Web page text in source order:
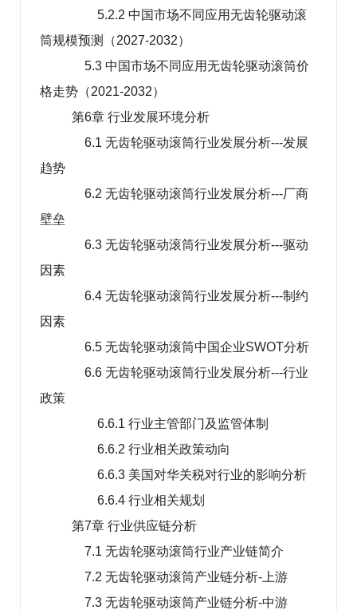
5.2.2 中国市场不同应用无齿轮驱动滚
筒规模预测（2027-2032）
5.3 中国市场不同应用无齿轮驱动滚筒价
格走势（2021-2032）
第6章 行业发展环境分析
6.1 无齿轮驱动滚筒行业发展分析---发展
趋势
6.2 无齿轮驱动滚筒行业发展分析---厂商
壁垒
6.3 无齿轮驱动滚筒行业发展分析---驱动
因素
6.4 无齿轮驱动滚筒行业发展分析---制约
因素
6.5 无齿轮驱动滚筒中国企业SWOT分析
6.6 无齿轮驱动滚筒行业发展分析---行业
政策
6.6.1 行业主管部门及监管体制
6.6.2 行业相关政策动向
6.6.3 美国对华关税对行业的影响分析
6.6.4 行业相关规划
第7章 行业供应链分析
7.1 无齿轮驱动滚筒行业产业链简介
7.2 无齿轮驱动滚筒产业链分析-上游
7.3 无齿轮驱动滚筒产业链分析-中游